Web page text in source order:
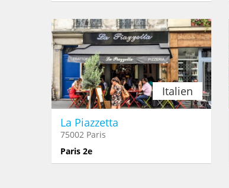
Italien
La Piazzetta
75002 Paris
Paris 2e